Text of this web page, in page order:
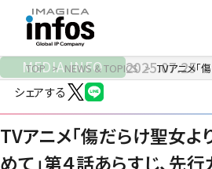
IP / MEDIA
TOP NEWS & TOPICS TVアニメ「傷だらけ聖女より報
MEDIA INFO 2025.07.25
シェアする
TVアニメ「傷だらけ聖女よ
めて」第４話あらすじ、先行